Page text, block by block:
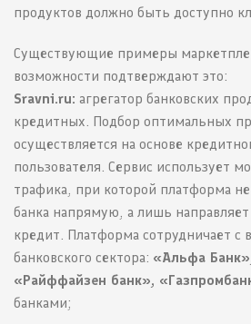
продуктов должно быть доступно
Существующие примеры
возможности подтверждают это:
Sravni.ru: агрегатор банковских
кредитных. Подбор оптимальных
осуществляется на основе
пользователя. Сервис использует
трафика, при которой платформа
банка напрямую, а лишь направляет
кредит. Платформа сотрудничает
банковского сектора: «Альфа
«Райффайзен банк»,
банками;